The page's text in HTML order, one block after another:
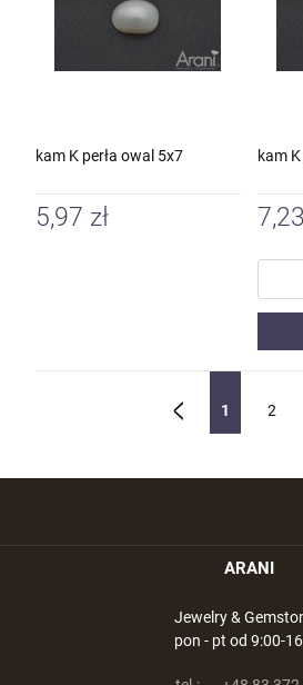
kam K perła owal 5x7
5,97 zł
kam
1 2
ARANI
Jewelry &
pon - pt od 9:00-